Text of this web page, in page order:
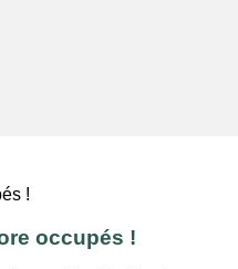
occupés !